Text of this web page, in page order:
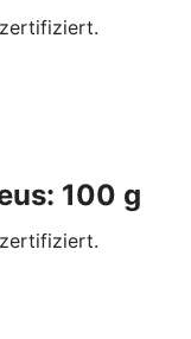
100 g